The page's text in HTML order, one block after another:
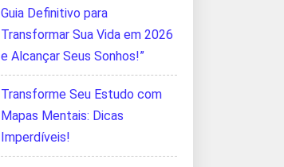
Guia Definitivo para
Transformar Sua Vida em 2026
e Alcançar Seus Sonhos!”
Transforme Seu Estudo com
Mapas Mentais: Dicas
Imperdíveis!